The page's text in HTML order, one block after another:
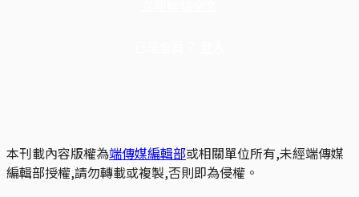
本刊載內容版權為端傳媒編輯部或相關單位所有,未經端傳媒
編輯部授權,請勿轉載或複製,否則即為侵權。